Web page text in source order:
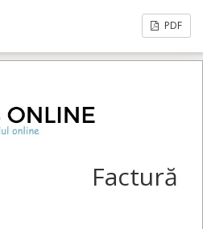
PDF
Factură